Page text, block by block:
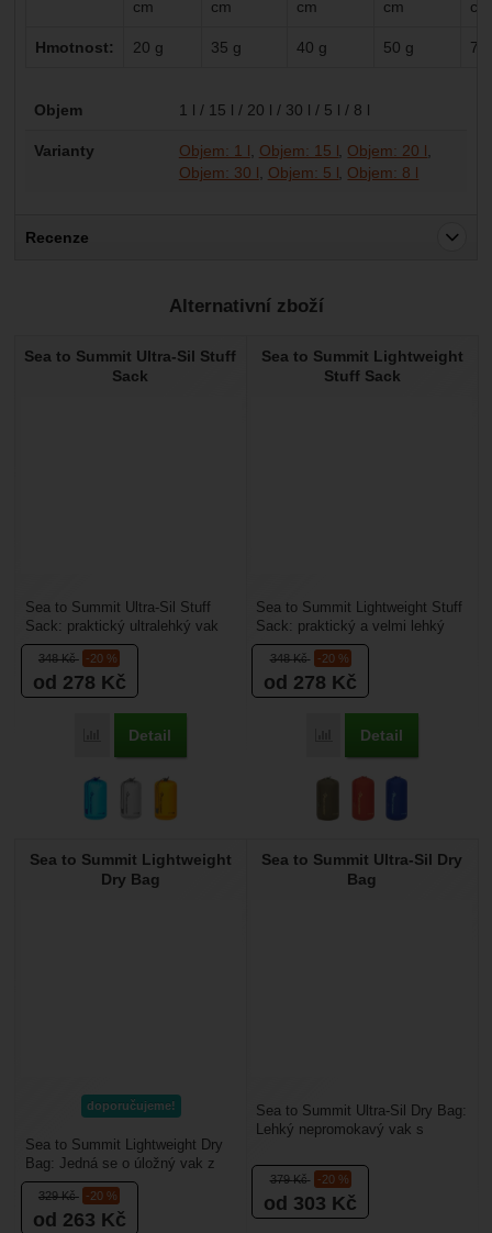
cm cm cm cm cm
Hmotnost: 20 g 35 g 40 g 50 g 70
Parametry
Objem 1 l / 15 l / 20 l / 30 l / 5 l / 8 l
Varianty Objem: 1 l Objem: 15 l Objem: 20 l
Objem: 30 l
Objem: 5 l Objem: 8 l
Recenze
Nebyla přidána žádná recenze.
Alternativní zboží
Sea to Summit Ultra-Sil Stuff
Sack
348Kč -20 %
od 278 Kč
Porovnat
Detail
Sea to Summit Ultra-Sil Stuff
Sack: praktický ultralehký vak
na oblečení, vhodný pro všechny
dobrodruhy....
Sea to Summit Lightweight
Stuff Sack
348Kč -20 %
od 278 Kč
Porovnat
Detail
Sea to Summit Lightweight Stuff
Sack: praktický a velmi lehký
vak na oblečení, vhodný pro
všechny dobrodruhy....
Sea to Summit Lightweight
Dry Bag
doporučujeme!
329Kč -20 %
od 263 Kč
Sea to Summit Lightweight Dry
Bag: Jedná se o úložný vak z
řady Lightweight, který je těžší,
ale odolnější...
Sea to Summit Ultra-Sil Dry
Bag
379Kč -20 %
od 303 Kč
Sea to Summit Ultra-Sil Dry Bag:
Lehký nepromokavý vak s
Je vhodný především...